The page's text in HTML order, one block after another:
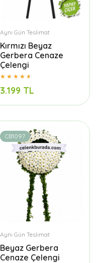
Aynı Gün Teslimat
Kırmızı Beyaz
Gerbera Cenaze
Çelengi
3.199 TL
CB1097
Aynı Gün Teslimat
Beyaz Gerbera
Cenaze Çelengi